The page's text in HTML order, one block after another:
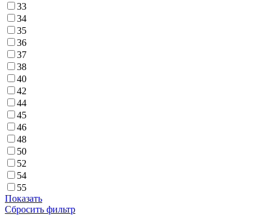
33
34
35
36
37
38
40
42
44
45
46
48
50
52
54
55
Показать
Сбросить фильтр